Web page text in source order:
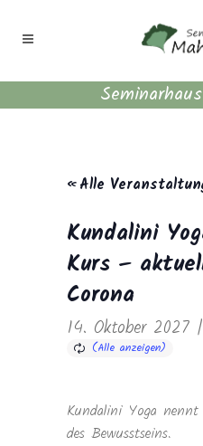
« Alle
Kundalini
Kurs –
Corona
14. Oktober 2027
Kundalini Yoga
des Bewusstseins.